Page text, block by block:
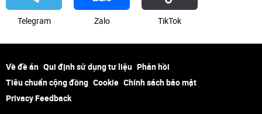
Telegram Zalo ТikТоk
Về đề án Qui định sử dụng tư liệu Phản hồi
Tiêu chuẩn cộng đồng Cookie Chính sách bảo mật
Privacy Feedback